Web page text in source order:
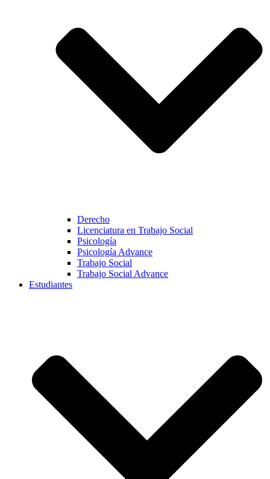
Derecho
Licenciatura en Trabajo Social
Psicología
Psicología Advance
Trabajo Social
Trabajo Social Advance
Estudiantes